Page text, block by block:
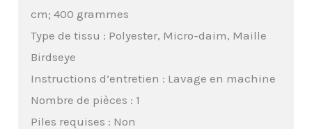
cm; 400 grammes
Type de tissu : Polyester, Micro-daim, Maille
Birdseye
Instructions d’entretien : Lavage en machine
Nombre de pièces : 1
Piles requises : Non